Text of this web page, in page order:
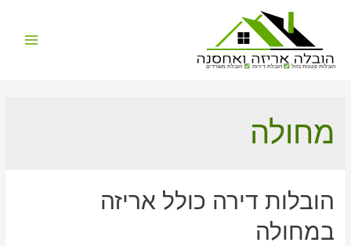
הובלות קטנות בזול הובלת דירות הובלת משרדים
מחולה
הובלות דירה כולל אריזה
במחולה